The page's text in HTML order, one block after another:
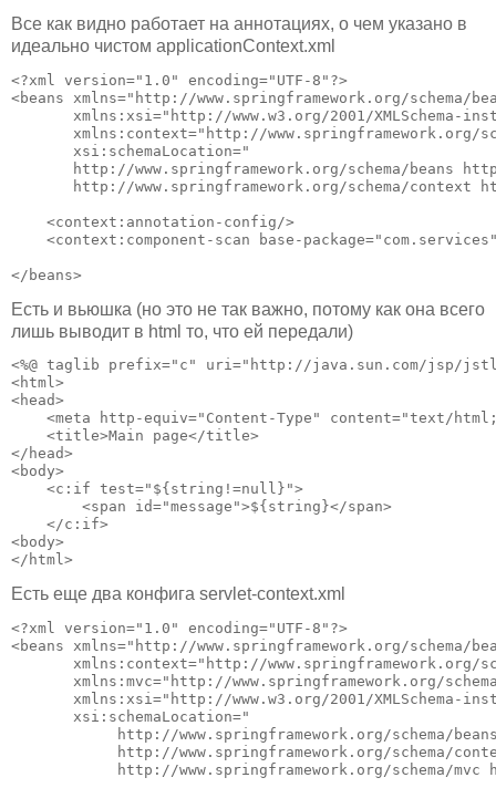
Все как видно работает на аннотациях, о чем указано в
идеально чистом applicationContext.xml
<?xml version="1.0" encoding="UTF-8"?>
<beans xmlns="http://www.springframework.org/schema/
xmlns:xsi="http://www.w3.org/2001/XMLSchema-
xmlns:context="http://www.springframework.org/
       xsi:schemaLocation="
http://www.springframework.org/schema/beans
http://www.springframework.org/schema/context
    <context:annotation-config/>
<context:component-scan base-
</beans>
Есть и вьюшка (но это не так важно, потому как она всего
лишь выводит в html то, что ей передали)
<%@ taglib prefix="c" uri="http://java.sun.com/jsp/
<html>
<head>
<meta http-equiv="Content-Type" content="text/
    <title>Main page</title>
</head>
<body>
    <c:if test="${string!=null}">
        <span id="message">${string}</span>
    </c:if>
<body>
</html>
Есть еще два конфига servlet-context.xml
<?xml version="1.0" encoding="UTF-8"?>
<beans xmlns="http://www.springframework.org/schema/
xmlns:context="http://www.springframework.org/
xmlns:mvc="http://www.springframework.org/
xmlns:xsi="http://www.w3.org/2001/XMLSchema-
       xsi:schemaLocation="
http://www.springframework.org/schema/
http://www.springframework.org/schema/
http://www.springframework.org/schema/mvc